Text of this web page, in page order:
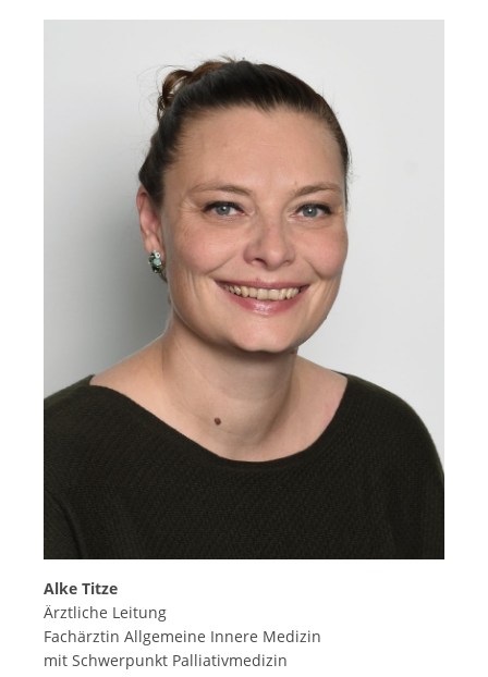
Alke Titze
Ärztliche Leitung
Fachärztin Allgemeine Innere Medizin
mit Schwerpunkt Palliativmedizin